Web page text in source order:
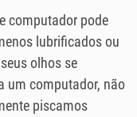
computador pode
lubrificados ou
olhos se
um computador, não
piscamos